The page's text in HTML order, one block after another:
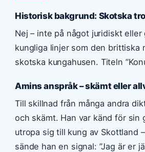
Historisk bakgrund: Skotska
Nej – inte på något juridiskt
kungliga linjer som den brittiska
skotska kungahusen. Titeln
Amins anspråk – skämt eller
Till skillnad från många andra
och skämt. Han var känd för sin
utropa sig till kung av Skottland
sände han en signal: ”Jag är er